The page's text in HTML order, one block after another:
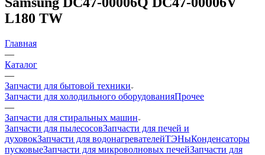
L180 TW
Главная
—
Каталог
—
Запчасти для бытовой техники
Запчасти для холодильного оборудованияПрочее
—
Запчасти для стиральных машин
Запчасти для пылесосовЗапчасти для печей и
духовокЗапчасти для водонагревателейТЭНыКонденсаторы
пусковыеЗапчасти для микроволновых печейЗапчасти для